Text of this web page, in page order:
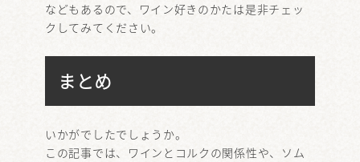
などもあるので、ワイン好きのかたは是非チェッ
クしてみてください。
まとめ
いかがでしたでしょうか。
この記事では、ワインとコルクの関係性や、ソム